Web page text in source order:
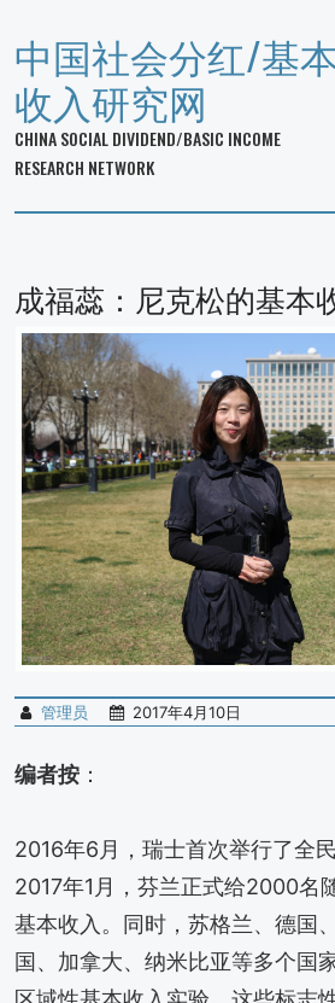
中国社会分红/基
收入研究网
CHINA SOCIAL DIVIDEND/BASIC INCOME
RESEARCH NETWORK
成福蕊：尼克松的基本
管理员 2017年4月10日
编者按 ：
2016年6月，瑞士首次举行了全
2017年1月，芬兰正式给2000名
基本收入。同时，苏格兰、德国
国、加拿大、纳米比亚等多个国